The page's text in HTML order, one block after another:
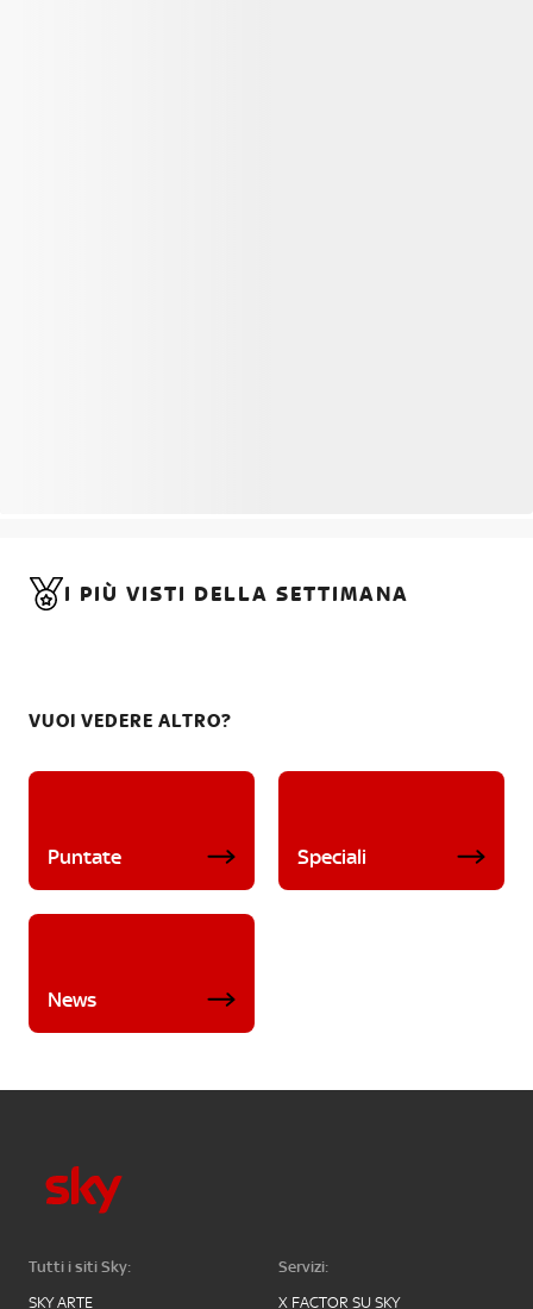
I PIÙ VISTI DELLA SETTIMANA
VUOI VEDERE ALTRO?
Puntate Speciali
News
Tutti i siti Sky:
SKY ARTE
Servizi:
X FACTOR SU SKY